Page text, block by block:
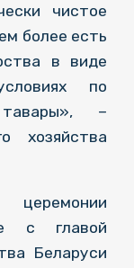
чистое
более есть
в виде
по
–
хозяйства
с главой
Беларуси